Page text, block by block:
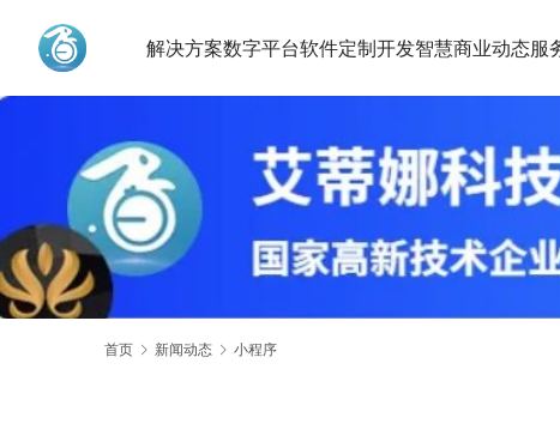
解决方案数字平台软件定制开发智慧商业动态服
首页 新闻动态 小程序